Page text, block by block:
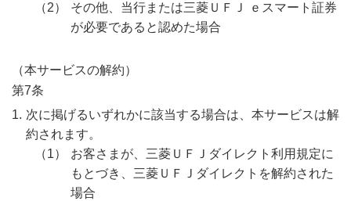
その他、当行または三菱ＵＦＪ ｅスマート証券
が必要であると認めた場合
（本サービスの解約）
第7条
次に掲げるいずれかに該当する場合は、本サービスは解
約されます。
お客さまが、三菱ＵＦＪダイレクト利用規定に
もとづき、三菱ＵＦＪダイレクトを解約された
場合